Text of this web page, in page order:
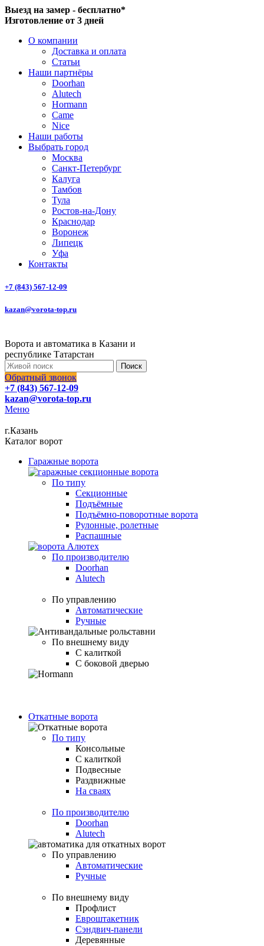
Выезд на замер - бесплатно*
Изготовление от 3 дней
О компании
Доставка и оплата
Статьи
Наши партнёры
Doorhan
Alutech
Hormann
Came
Nice
Наши работы
Выбрать город
Москва
Санкт-Петербург
Калуга
Тамбов
Тула
Ростов-на-Дону
Краснодар
Воронеж
Липецк
Уфа
Контакты
+7 (843) 567-12-09
kazan@vorota-top.ru
Ворота и автоматика в Казани и
республике Татарстан
Поиск
Обратный звонок
+7 (843) 567-12-09
kazan@vorota-top.ru
Меню
г.Казань
Каталог ворот
Гаражные ворота
По типу
Секционные
Подъёмные
Подъёмно-поворотные ворота
Рулонные, ролетные
Распашные
По производителю
Doorhan
Alutech
По управлению
Автоматические
Ручные
По внешнему виду
С калиткой
С боковой дверью
Откатные ворота
По типу
Консольные
С калиткой
Подвесные
Раздвижные
На сваях
По производителю
Doorhan
Alutech
По управлению
Автоматические
Ручные
По внешнему виду
Профлист
Евроштакетник
Сэндвич-панели
Деревянные